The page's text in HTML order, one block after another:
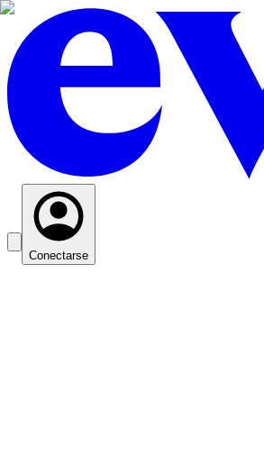
Conectarse